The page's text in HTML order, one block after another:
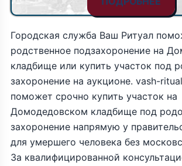
Городская служба Ваш Ритуал
родственное подзахоронение на
кладбище или купить участок под
захоронение на аукционе. vash-
поможет срочно купить участок на
Домодедовском кладбище под
захоронение напрямую у
для умершего человека без
За квалифицированной